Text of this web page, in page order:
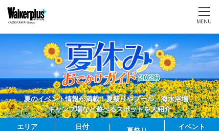
MENU
夏のイベント情報が満載！夏祭りやプール、海水浴場、
キャンプ場など遊べるスポットを大紹介
エリア
日付
イベント